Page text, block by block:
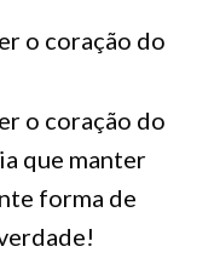
o coração do
o coração do
que manter
forma de